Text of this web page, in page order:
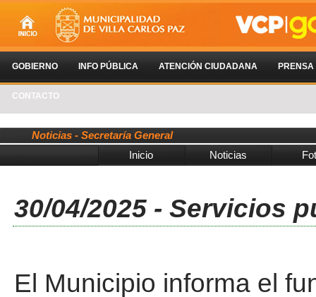
GOBIERNO INFO PÚBLICA ATENCIÓN CIUDADANA PRENSA
CONTACTO
Noticias - Secretaría General
Inicio
Noticias
30/04/2025 - Servicios
El Municipio informa el